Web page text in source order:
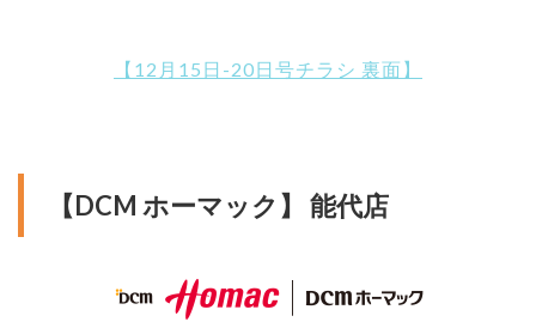
【12月15日-20日号チラシ 裏面】
【DCM ホーマック】 能代店